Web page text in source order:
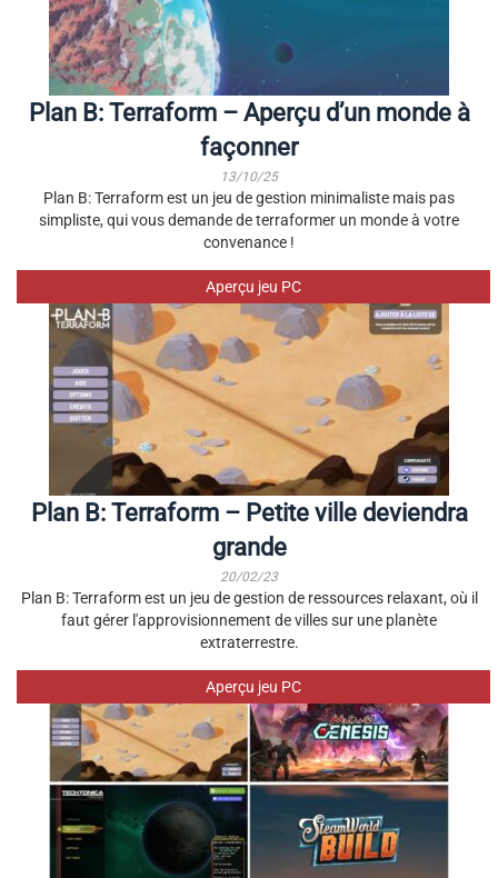
Plan B: Terraform – Aperçu d’un monde à
façonner
13/10/25
Plan B: Terraform est un jeu de gestion minimaliste mais pas
simpliste, qui vous demande de terraformer un monde à votre
convenance !
Aperçu jeu PC
Plan B: Terraform – Petite ville deviendra
grande
20/02/23
Plan B: Terraform est un jeu de gestion de ressources relaxant, où il
faut gérer l'approvisionnement de villes sur une planète
extraterrestre.
Aperçu jeu PC